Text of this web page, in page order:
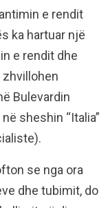
e rendit
ka hartuar një
e rendit dhe
Bulevardin
sheshin “Italia”
se nga ora
dhe tubimit, do